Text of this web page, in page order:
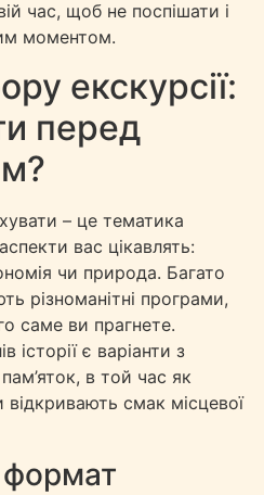
час, щоб не поспішати і
моментом.
екскурсії:
перед
– це тематика
вас цікавлять:
чи природа. Багато
різноманітні програми,
саме ви прагнете.
історії є варіанти з
в той час як
смак місцевої
формат